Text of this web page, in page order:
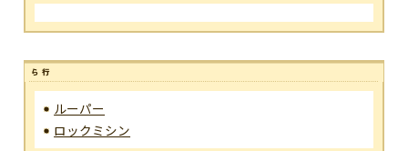
ルーパー
ロックミシン